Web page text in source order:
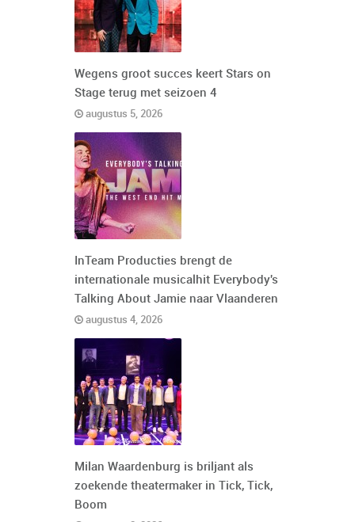
Wegens groot succes keert Stars on
Stage terug met seizoen 4
augustus 5, 2026
InTeam Producties brengt de
internationale musicalhit Everybody's
Talking About Jamie naar Vlaanderen
augustus 4, 2026
Milan Waardenburg is briljant als
zoekende theatermaker in Tick, Tick,
Boom